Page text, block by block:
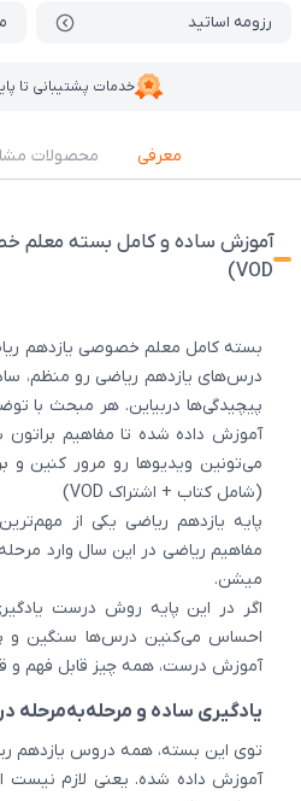
رزومه اساتید
خدمات پشتیبانی تا
معرفی محصولات
آموزش ساده و کامل بسته معلم
VOD)
بسته کامل معلم خصوصی یازدهم
درس‌های یازدهم ریاضی رو منظم،
پیچیدگی‌ها دربیاین. هر مبحث با
آموزش داده شده تا مفاهیم
می‌تونین ویدیوها رو مرور کنین و
(شامل کتاب + اشتراک VOD)
پایه یازدهم ریاضی یکی از
مفاهیم ریاضی در این سال وارد
میشن.
اگر در این پایه روش درست
احساس می‌کنین درس‌ها سنگین و
آموزش درست، همه چیز قابل فهم و
یادگیری ساده و
توی این بسته، همه دروس یازدهم
آموزش داده شده. یعنی لازم نیست